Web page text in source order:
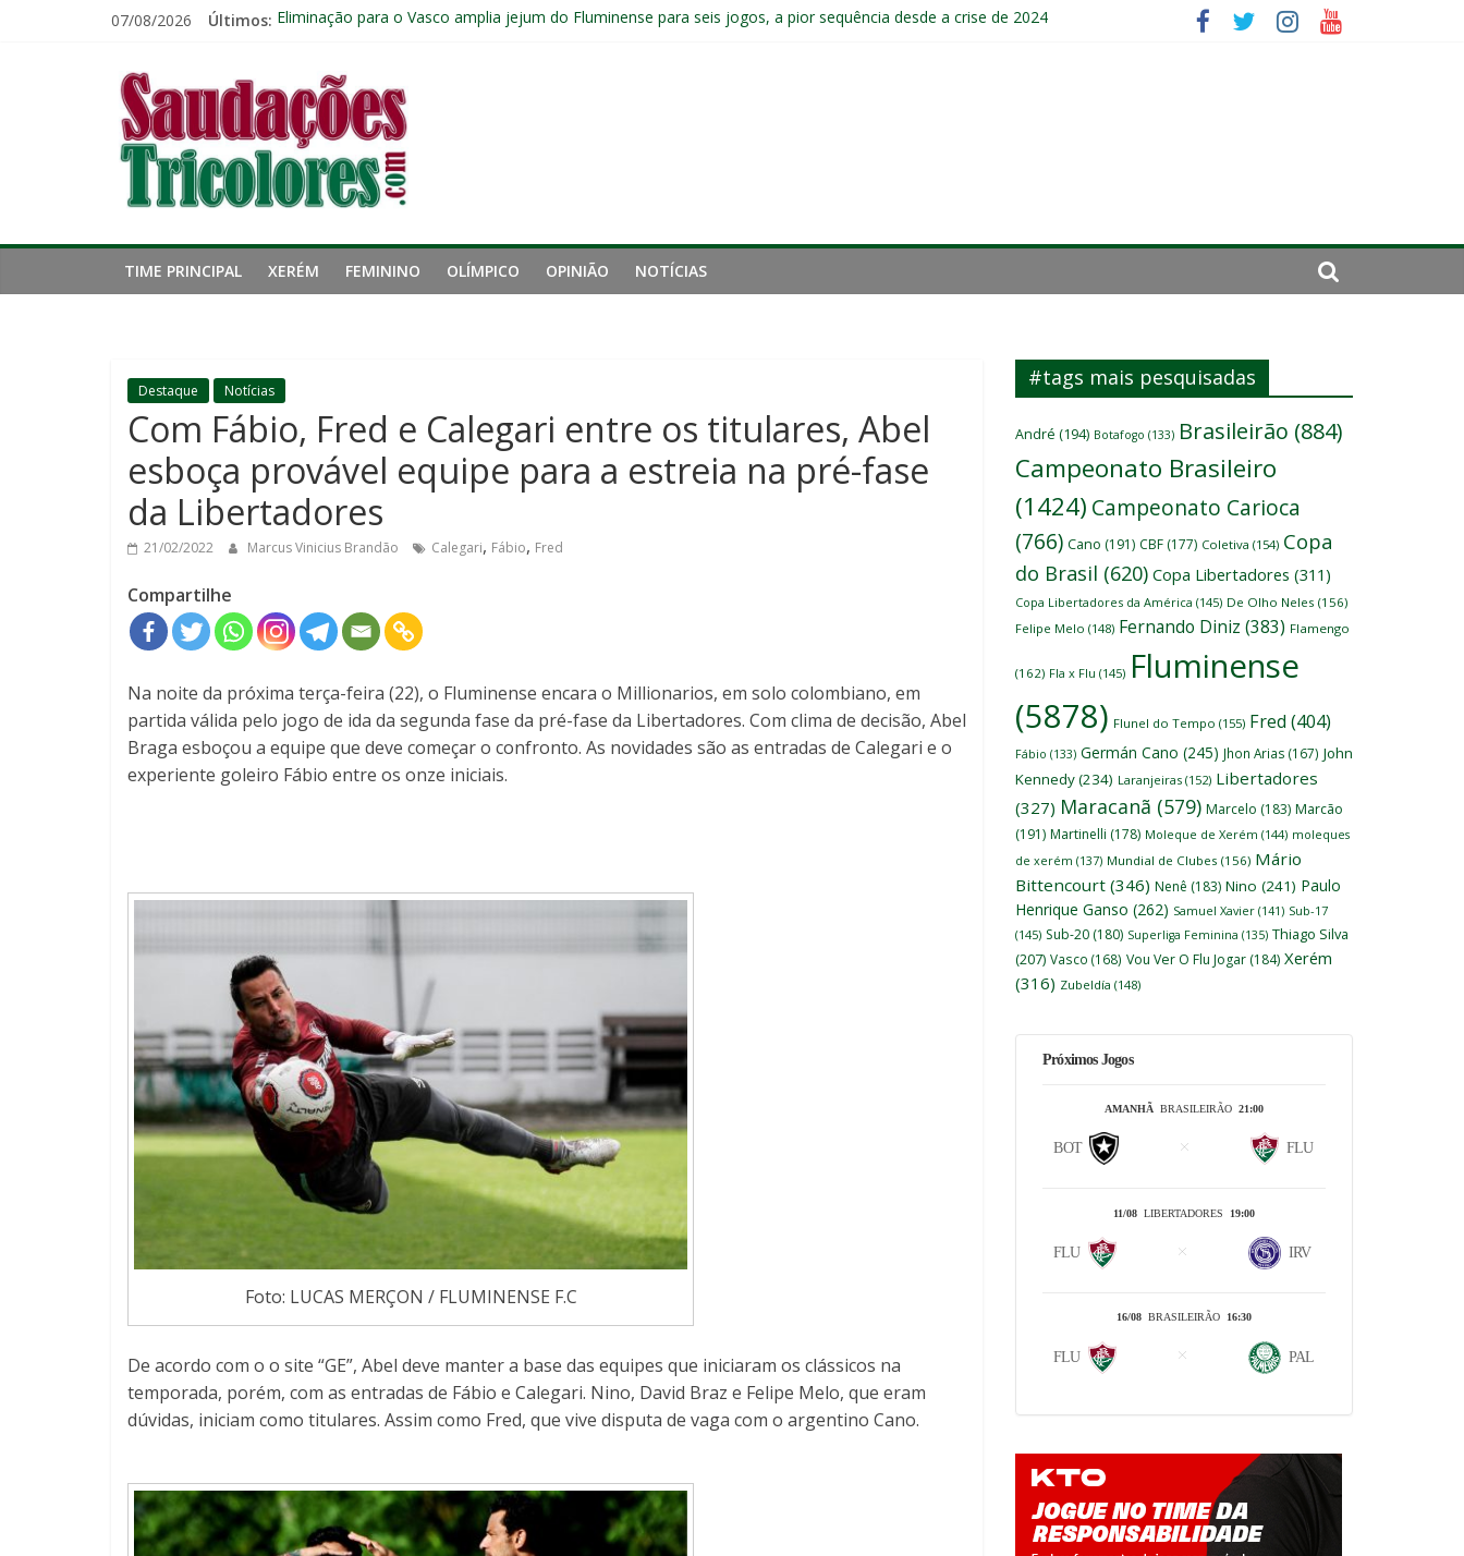
07/08/2026 Últimos: Eliminação para o Vasco amplia jejum do Fluminense para seis jogos, a pior sequência desde a crise de 2024
Lesão de John Kennedy aumenta problemas do Fluminense para sequência decisiva da temporada
Freguesia: Vasco é o time que mais derrotou o Fluminense de Zubeldía
Saudações
Tricolores
TIME PRINCIPAL XERÉM FEMININO OLÍMPICO OPINIÃO NOTÍCIAS
Destaque Notícias
Com Fábio, Fred e Calegari entre os titulares, Abel
esboça provável equipe para a estreia na pré-fase
da Libertadores
21/02/2022 Marcus Vinicius Brandão Calegari, Fábio, Fred
Compartilhe
Na noite da próxima terça-feira (22), o Fluminense encara o Millionarios, em solo colombiano, em
partida válida pelo jogo de ida da segunda fase da pré-fase da Libertadores. Com clima de decisão, Abel
Braga esboçou a equipe que deve começar o confronto. As novidades são as entradas de Calegari e o
experiente goleiro Fábio entre os onze iniciais.
Foto: LUCAS MERÇON / FLUMINENSE F.C
De acordo com o o site “GE”, Abel deve manter a base das equipes que iniciaram os clássicos na
temporada, porém, com as entradas de Fábio e Calegari. Nino, David Braz e Felipe Melo, que eram
dúvidas, iniciam como titulares. Assim como Fred, que vive disputa de vaga com o argentino Cano.
#tags mais pesquisadas
André (194) Botafogo (133) Brasileirão (884)
Campeonato Brasileiro
(1424) Campeonato Carioca
(766) Cano (191) CBF (177) Coletiva (154) Copa
do Brasil (620) Copa Libertadores (311)
Copa Libertadores da América (145) De Olho Neles (156)
Felipe Melo (148) Fernando Diniz (383) Flamengo
(162) Fla x Flu (145) Fluminense
(5878) Flunel do Tempo (155) Fred (404)
Fábio (133) Germán Cano (245) Jhon Arias (167) John
Kennedy(234) Laranjeiras (152) Libertadores
(327) Maracanã (579) Marcelo (183) Marcão
(191) Martinelli (178) Moleque de Xerém (144) moleques
de xerém (137) Mundial de Clubes (156) Mário
Bittencourt (346) Nenê (183) Nino (241) Paulo
Henrique Ganso (262) Samuel Xavier (141) Sub-17
(145) Sub-20 (180) Superliga Feminina (135) Thiago Silva
(207) Vasco (168) Vou Ver O Flu Jogar (184) Xerém
(316) Zubeldía (148)
Próximos Jogos
AMANHÃ BRASILEIRÃO 21:00
BOT FLU
11/08 LIBERTADORES 19:00
FLU IRV
16/08 BRASILEIRÃO 16:30
FLU PAL